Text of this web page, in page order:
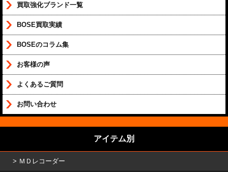
買取強化ブランド一覧
BOSE買取実績
BOSEのコラム集
お客様の声
よくあるご質問
お問い合わせ
アイテム別
ＭＤレコーダー